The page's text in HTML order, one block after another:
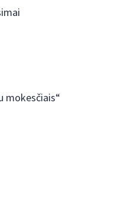
mokesčiais“